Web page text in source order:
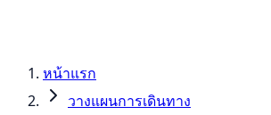
หน้าแรก
วางแผนการเดินทาง